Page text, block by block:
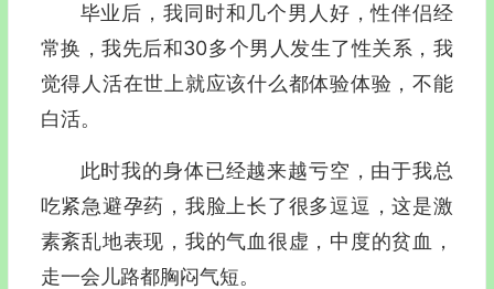
毕业后，我同时和几个男人好，性伴侣经
常换，我先后和30多个男人发生了性关系，我
觉得人活在世上就应该什么都体验体验，不能
白活。
此时我的身体已经越来越亏空，由于我总
吃紧急避孕药，我脸上长了很多逗逗，这是激
素紊乱地表现，我的气血很虚，中度的贫血，
走一会儿路都胸闷气短。